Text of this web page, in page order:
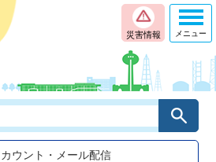
災害情報
ウント・メール配信
メニュー